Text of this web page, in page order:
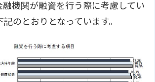
融機関が融資を行う際に考慮してい
のとおりとなっています。